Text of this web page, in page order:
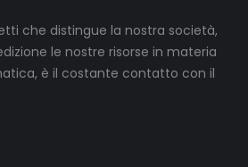
che distingue la nostra società,
le nostre risorse in materia
è il costante contatto con il